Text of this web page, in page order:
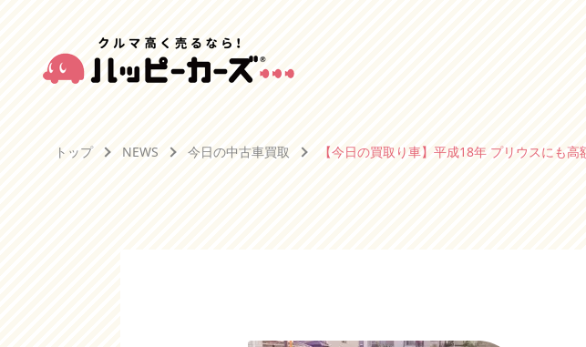
トップ NEWS 今日の中古車買取 【今日の買取り車】平成18年 プリウスにも高